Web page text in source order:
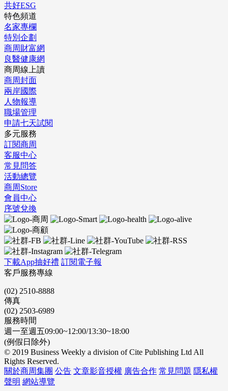
共好ESG
特色頻道
名家專欄
特別企劃
商周財富網
良醫健康網
商周線上讀
商周封面
兩岸國際
人物報導
職場管理
申請七天試閱
多元服務
訂閱商周
客服中心
常見問答
活動總覽
商周Store
會員中心
序號兌換
下載App抽好禮 訂閱電子報
客戶服務專線
(02) 2510-8888
傳真
(02) 2503-6989
服務時間
週一至週五09:00~12:00/13:30~18:00
(例假日除外)
© 2019 Business Weekly a division of Cite Publishing Ltd All
Rights Reserved.
關於商周集團 公告 文章影音授權 廣告合作 常見問題 隱私權
聲明 網站導覽